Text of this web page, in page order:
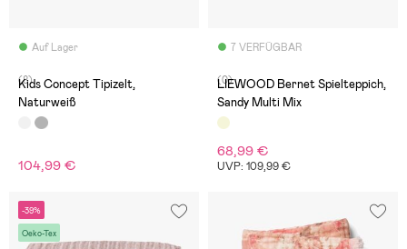
Auf Lager
(8)
Kids Concept Tipizelt,
Naturweiß
104,99 €
7 VERFÜGBAR
(0)
LIEWOOD Bernet Spielteppich,
Sandy Multi Mix
68,99 €
UVP: 109,99 €
-39%
Oeko-Tex